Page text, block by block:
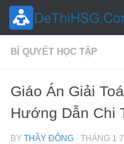
Skip to content
BÍ QUYẾT HỌC TẬP
Giáo Án Giải
Hướng Dẫn Chi
BY THẦY ĐÔNG · THÁNG 1